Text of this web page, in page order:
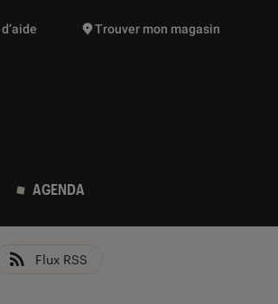
de produits vont vous être proposées
Trouver mon magasin
AGENDA
Flux RSS